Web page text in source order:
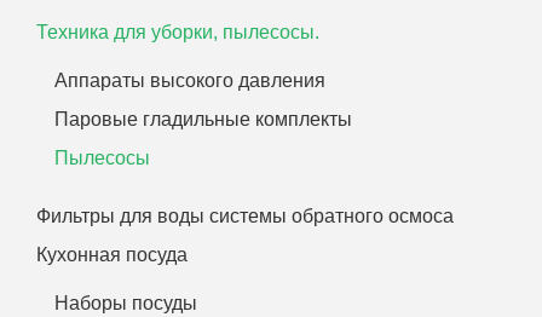
Техника для уборки, пылесосы.
Аппараты высокого давления
Паровые гладильные комплекты
Пылесосы
Фильтры для воды системы обратного осмоса
Кухонная посуда
Наборы посуды